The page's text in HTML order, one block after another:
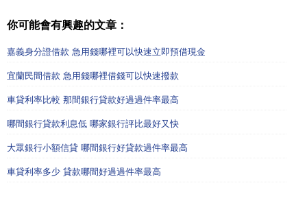
你可能會有興趣的文章：
嘉義身分證借款 急用錢哪裡可以快速立即預借現金
宜蘭民間借款 急用錢哪裡借錢可以快速撥款
車貸利率比較 那間銀行貸款好過過件率最高
哪間銀行貸款利息低 哪家銀行評比最好又快
大眾銀行小額信貸 哪間銀行好貸款過件率最高
車貸利率多少 貸款哪間好過過件率最高